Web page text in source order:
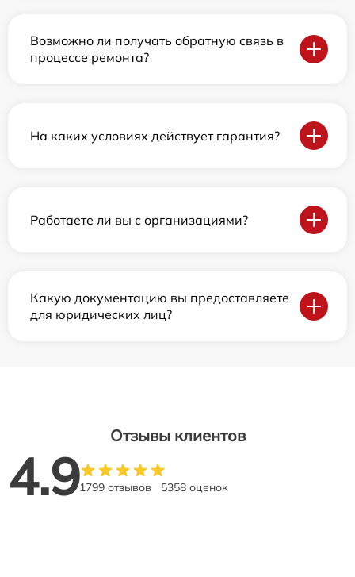
Возможно ли получать обратную связь в
процессе ремонта?
На каких условиях действует гарантия?
Работаете ли вы с организациями?
Какую документацию вы предоставляете
для юридических лиц?
Отзывы клиентов
4.91799 отзывов 5358 оценок